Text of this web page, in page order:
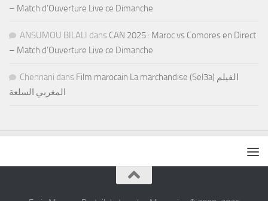
– Match d’Ouverture Live ce Dimanche
ANSUMOU BILALI dans CAN 2025 : Maroc vs Comores en Direct
– Match d’Ouverture Live ce Dimanche
Chennani dans Film marocain La marchandise (Sel3a) الفيلم
المغربي السلعة